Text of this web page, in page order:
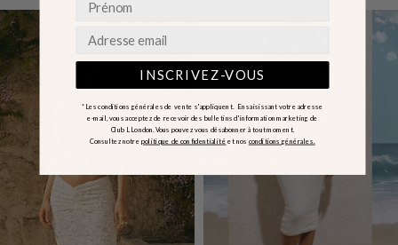
INSCRIVEZ-VOUS
*Les conditions générales de vente s'appliquent. En saisissant votre adresse
e-mail, vous acceptez de recevoir des bulletins d'information marketing de
Club L London. Vous pouvez vous désabonner à tout moment.
Consultez notre politique de confidentialitéet nos conditions générales.